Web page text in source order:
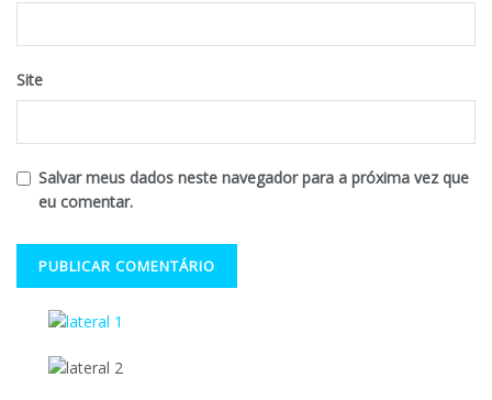
Site
Salvar meus dados neste navegador para a próxima vez que
eu comentar.